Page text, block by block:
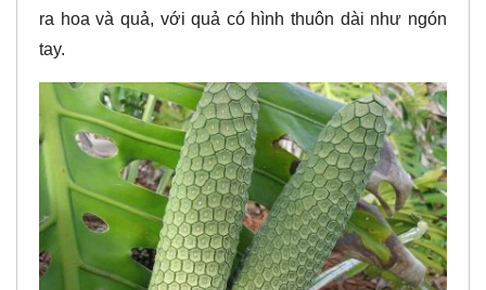
ra hoa và quả, với quả có hình thuôn dài như ngón
tay.